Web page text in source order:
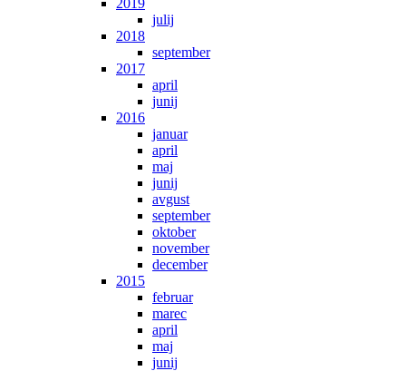
2019
julij
2018
september
2017
april
junij
2016
januar
april
maj
junij
avgust
september
oktober
november
december
2015
februar
marec
april
maj
junij